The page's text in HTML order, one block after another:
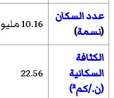
عدد السكان
(نسمة) 10.16 مليون
الكثافة
السكانية
(ن./كم²)
22.56